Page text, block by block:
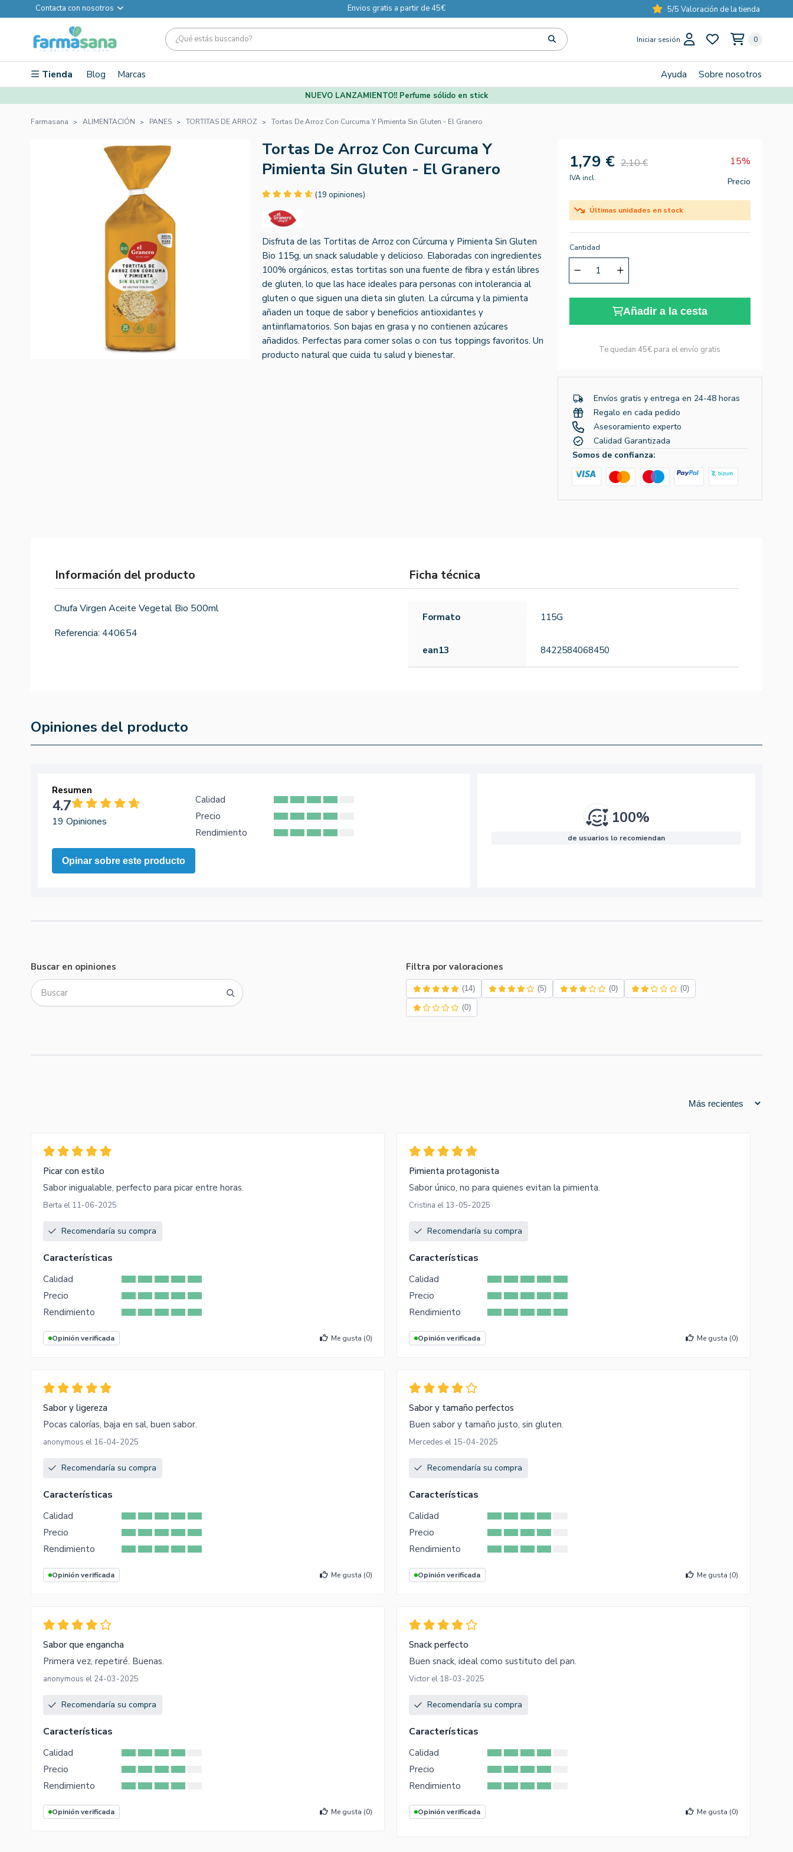
Contacta con nosotros Envios gratis a partir de 45€ 5/5 Valoración de la tienda
Iniciar sesión 0
Tienda Blog Marcas Ayuda Sobre nosotros
NUEVO LANZAMIENTO!! Perfume sólido en stick
Farmasana ALIMENTACIÓN PANES TORTITAS DE ARROZ Tortas De Arroz Con Curcuma Y Pimienta Sin Gluten - El Granero
Tortas De Arroz Con Curcuma Y
Pimienta Sin Gluten - El Granero
(19 opiniones)
Disfruta de las Tortitas de Arroz con Cúrcuma y Pimienta Sin Gluten
Bio 115g, un snack saludable y delicioso. Elaboradas con ingredientes
100% orgánicos, estas tortitas son una fuente de fibra y están libres
de gluten, lo que las hace ideales para personas con intolerancia al
gluten o que siguen una dieta sin gluten. La cúrcuma y la pimienta
añaden un toque de sabor y beneficios antioxidantes y
antiinflamatorios. Son bajas en grasa y no contienen azúcares
añadidos. Perfectas para comer solas o con tus toppings favoritos. Un
producto natural que cuida tu salud y bienestar.
1,79 € 2,10 € 15%
IVA incl. Precio
Últimas unidades en stock
Cantidad
Añadir a la cesta
Te quedan 45€ para el envío gratis
Envíos gratis y entrega en 24-48 horas
Regalo en cada pedido
Asesoramiento experto
Calidad Garantizada
Somos de confianza:
Información del producto
Chufa Virgen Aceite Vegetal Bio 500ml
Referencia: 440654
Ficha técnica
Formato 115G
ean13 8422584068450
Opiniones del producto
Resumen
4.7
19 Opiniones
Opinar sobre este producto
Calidad
Precio
Rendimiento
100%
de usuarios lo recomiendan
Buscar en opiniones Filtra por valoraciones
(14) (5) (0) (0)
(0)
Picar con estilo
Sabor inigualable, perfecto para picar entre horas.
Berta el 11-06-2025
Recomendaría su compra
Características
Calidad
Precio
Rendimiento
Opinión verificada Me gusta (0)
Pimienta protagonista
Sabor único, no para quienes evitan la pimienta.
Cristina el 13-05-2025
Recomendaría su compra
Características
Calidad
Precio
Rendimiento
Opinión verificada Me gusta (0)
Sabor y ligereza
Pocas calorías, baja en sal, buen sabor.
anonymous el 16-04-2025
Recomendaría su compra
Características
Calidad
Precio
Rendimiento
Opinión verificada Me gusta (0)
Sabor y tamaño perfectos
Buen sabor y tamaño justo, sin gluten.
Mercedes el 15-04-2025
Recomendaría su compra
Características
Calidad
Precio
Rendimiento
Opinión verificada Me gusta (0)
Sabor que engancha
Primera vez, repetiré. Buenas.
anonymous el 24-03-2025
Recomendaría su compra
Características
Calidad
Precio
Rendimiento
Opinión verificada Me gusta (0)
Snack perfecto
Buen snack, ideal como sustituto del pan.
Victor el 18-03-2025
Recomendaría su compra
Características
Calidad
Precio
Rendimiento
Opinión verificada Me gusta (0)